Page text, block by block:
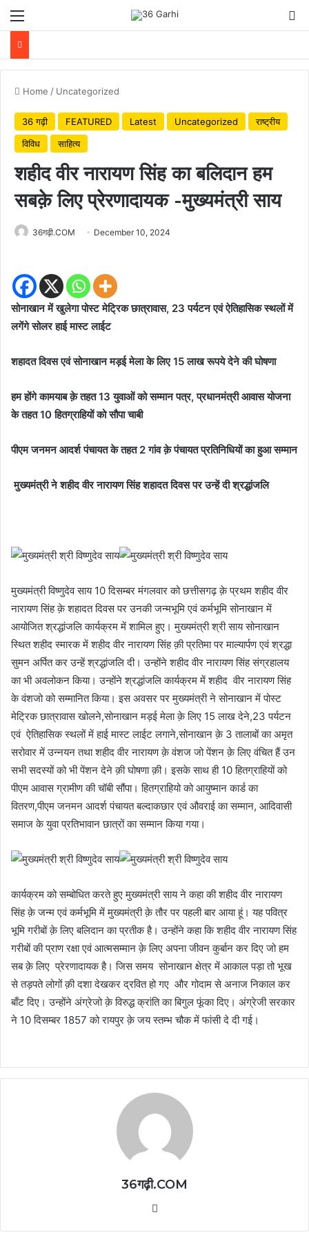
Menu
Home / Uncategorized
36 गढ़ी FEATURED Latest Uncategorized
राष्ट्रीय
विविध
साहित्य
शहीद वीर नारायण सिंह का बलिदान हम
सबक़े लिए प्रेरणादायक -मुख्यमंत्री साय
36गढ़ी.COM December 10, 2024
सोनाखान में खुलेगा पोस्ट मेट्रिक छात्रावास, 23 पर्यटन एवं ऐतिहासिक स्थलों में
लगेंगे सोलर हाई मास्ट लाईट
शहादत दिवस एवं सोनाखान मड़ई मेला के लिए 15 लाख रूपये देने की घोषणा
हम होंगे कामयाब क़े तहत 13 युवाओं को सम्मान पत्र, प्रधानमंत्री आवास योजना
के तहत 10 हितग्राहियों को सौपा चाबी
पीएम जनमन आदर्श पंचायत के तहत 2 गांव क़े पंचायत प्रतिनिधियों का हुआ सम्मान
मुख्यमंत्री ने शहीद वीर नारायण सिंह शहादत दिवस पर उन्हें दी श्रद्धांजलि
मुख्यमंत्री विष्णुदेव साय 10 दिसम्बर मंगलवार को छत्तीसगढ़ क़े प्रथम शहीद वीर
नारायण सिंह क़े शहादत दिवस पर उनकी जन्मभूमि एवं कर्मभूमि सोनाखान में
आयोजित श्रद्धांजलि कार्यक्रम में शामिल हुए। मुख्यमंत्री श्री साय सोनाखान
स्थित शहीद स्मारक में शहीद वीर नारायण सिंह क़ी प्रतिमा पर माल्यार्पण एवं श्रद्धा
सुमन अर्पित कर उन्हें श्रद्धांजलि दी। उन्होंने शहीद वीर नारायण सिंह संग्रहालय
का भी अवलोकन किया। उन्होंने श्रद्धांजलि कार्यक्रम में शहीद वीर नारायण सिंह
के वंशजो को सम्मानित किया। इस अवसर पर मुख्यमंत्री ने सोनाखान में पोस्ट
मेट्रिक छात्रावास खोलने,सोनाखान मड़ई मेला क़े लिए 15 लाख देने,23 पर्यटन
एवं ऐतिहासिक स्थलों में हाई मास्ट लाईट लगाने,सोनाखान क़े 3 तालाबों का अमृत
सरोवार में उन्नयन तथा शहीद वीर नारायण क़े वंशज जो पेंशन क़े लिए वंचित हैं उन
सभी सदस्यों को भी पेंशन देने क़ी घोषणा क़ी। इसके साथ ही 10 हितग्राहियों को
पीएम आवास ग्रामीण की चॉबी सौंपा। हितग्राहियो को आयुष्मान कार्ड का
वितरण,पीएम जनमन आदर्श पंचायत बल्दाकछार एवं औवराई का सम्मान, आदिवासी
समाज के युवा प्रतिभावान छात्रों का सम्मान किया गया।
कार्यक्रम को सम्बोधित करते हुए मुख्यमंत्री साय ने कहा की शहीद वीर नारायण
सिंह क़े जन्म एवं कर्मभूमि में मुख्यमंत्री क़े तौर पर पहली बार आया हूं। यह पवित्र
भूमि गरीबों क़े लिए बलिदान का प्रतीक है। उन्होंने कहा कि शहीद वीर नारायण सिंह
गरीबों की प्राण रक्षा एवं आत्मसम्मान क़े लिए अपना जीवन कुर्बान कर दिए जो हम
सब क़े लिए प्रेरणादायक है। जिस समय सोनाखान क्षेत्र में आकाल पड़ा तो भूख
से तड़पते लोगों क़ी दशा देखकर द्रवित हो गए और गोदाम से अनाज निकाल कर
बाँट दिए। उन्होंने अंग्रेजो क़े विरुद्ध क्रांति का बिगुल फूंका दिए। अंग्रेजी सरकार
ने 10 दिसम्बर 1857 को रायपुर क़े जय स्तम्भ चौक में फांसी दे दी गई।
36गढ़ी.COM